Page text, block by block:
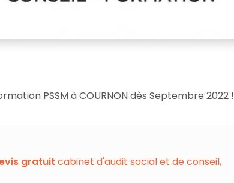
PSSM à COURNON dès Septembre 2022 !
gratuit cabinet d'audit social et de conseil,